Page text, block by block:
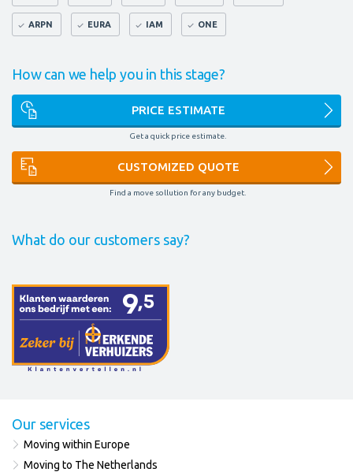
ARPN EURA IAM ONE
How can we help you in this stage?
PRICE ESTIMATE
Get a quick price estimate.
CUSTOMIZED QUOTE
Find a move sollution for any budget.
What do our customers say?
Our services
Moving within Europe
Moving to The Netherlands